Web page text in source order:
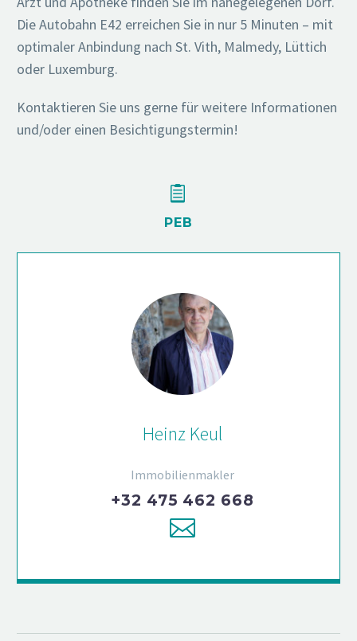
Die Autobahn E42 erreichen Sie in nur 5 Minuten – mit
optimaler Anbindung nach St. Vith, Malmedy, Lüttich
oder Luxemburg.
Kontaktieren Sie uns gerne für weitere Informationen
und/oder einen Besichtigungstermin!


PEB
Heinz Keul
Immobilienmakler
+32 475 462 668